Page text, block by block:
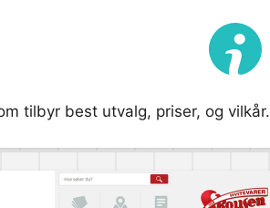
tilbyr best utvalg, priser, og vilkår.